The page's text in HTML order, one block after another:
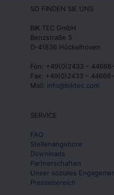
SO FINDEN SIE UNS
BIK TEC GmbH
Benzstraße 5
D-41836 Hückelhoven
Fon: +49(0)2433 –
Fax: +49(0)2433 –
Mail: info@biktec.com
SERVICE
FAQ
Stellenangebote
Downloads
Partnerschaften
Unser soziales
Pressebereich